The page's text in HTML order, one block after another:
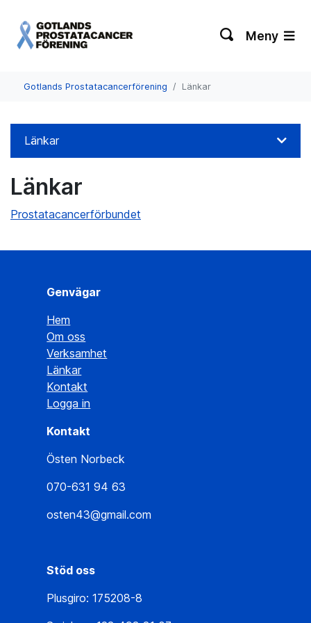
Meny
Gotlands Prostatacancerförening Länkar
Länkar
Länkar
Prostatacancerförbundet
Genvägar
Hem
Om oss
Verksamhet
Länkar
Kontakt
Logga in
Kontakt
Östen Norbeck
070-631 94 63
osten43@gmail.com
Stöd oss
Plusgiro: 175208-8